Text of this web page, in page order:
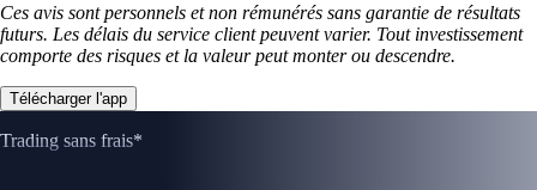
Ces avis sont personnels et non rémunérés sans garantie de résultats
futurs. Les délais du service client peuvent varier. Tout investissement
comporte des risques et la valeur peut monter ou descendre.
Télécharger l'app
Trading sans frais*